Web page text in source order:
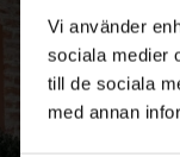
Vi använder
sociala medier
till de sociala
med annan